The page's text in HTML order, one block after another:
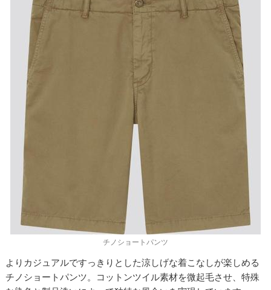
チノショートパンツ
よりカジュアルですっきりとした涼しげな着こなしが楽しめる
チノショートパンツ。コットンツイル素材を微起毛させ、特殊